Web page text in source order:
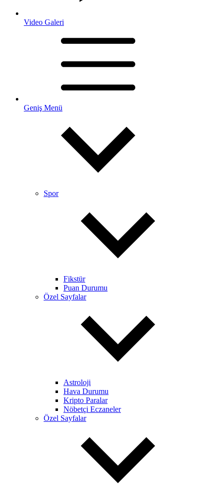
Video Galeri
Geniş Menü
Spor
Fikstür
Puan Durumu
Özel Sayfalar
Astroloji
Hava Durumu
Kripto Paralar
Nöbetçi Eczaneler
Özel Sayfalar